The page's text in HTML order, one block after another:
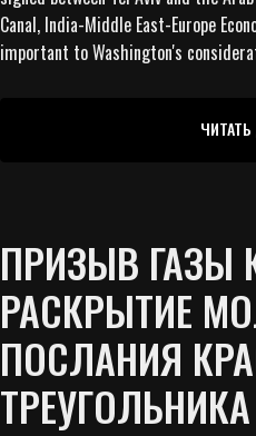
Canal, India-Middle East-Europe
important to Washington's
ПРИЗЫВ ГАЗЫ
РАСКРЫТИЕ
ПОСЛАНИЯ
ТРЕУГОЛЬНИКА